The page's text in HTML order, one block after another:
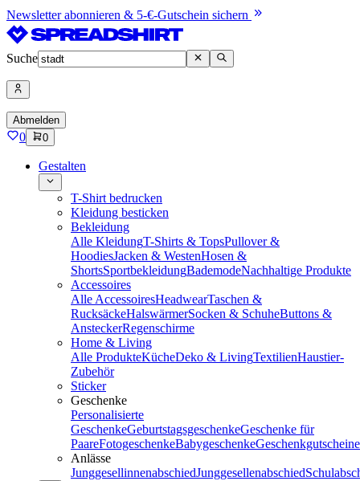
Newsletter abonnieren & 5-€-Gutschein sichern
Suche
Abmelden
0 0
Gestalten
T-Shirt bedrucken
Kleidung besticken
Bekleidung
Alle KleidungT-Shirts & TopsPullover &
HoodiesJacken & WestenHosen &
ShortsSportbekleidungBademodeNachhaltige Produkte
Accessoires
Alle AccessoiresHeadwearTaschen &
RucksäckeHalswärmerSocken & SchuheButtons &
AnsteckerRegenschirme
Home & Living
Alle ProdukteKücheDeko & LivingTextilienHaustier-
Zubehör
Sticker
Geschenke
Personalisierte
GeschenkeGeburtstagsgeschenkeGeschenke für
PaareFotogeschenkeBabygeschenkeGeschenkgutscheine
Anlässe
JunggesellinnenabschiedJunggesellenabschied